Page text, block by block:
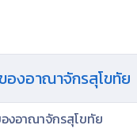
งอาณาจักรสุโขทัย
งอาณาจักรสุโขทัย